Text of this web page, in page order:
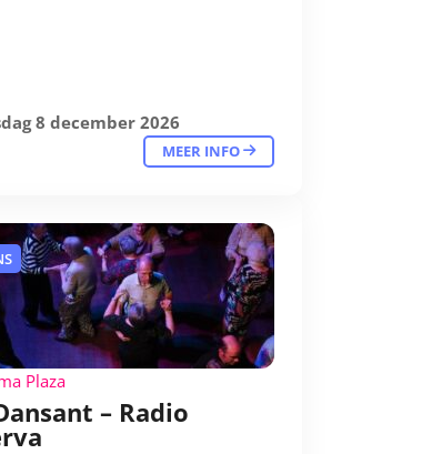
8 december 2026
MEER INFO
Plaza
– Radio